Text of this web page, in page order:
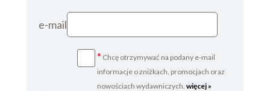
e-mail
* Chcę otrzymywać na podany e-mail
informacje o zniżkach, promocjach oraz
nowościach wydawniczych. więcej »